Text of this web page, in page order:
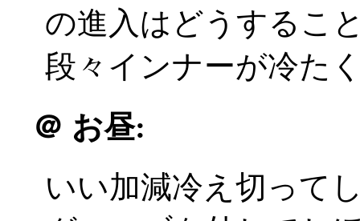
の進入はどうするこ
段々インナーが冷た
＠ お昼:
いい加減冷え切って